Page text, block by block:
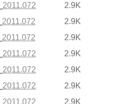
2.9K
2.9K
2.9K
2.9K
2.9K
2.9K
2.9K